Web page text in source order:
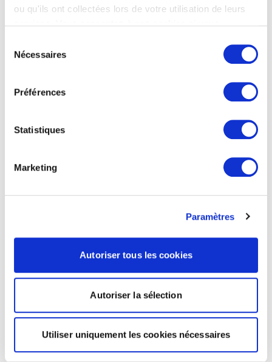
ou qu'ils ont collectées lors de votre utilisation de leurs
Nécessaires
Préférences
Statistiques
Marketing
Paramètres
Autoriser tous les cookies
Autoriser la sélection
Utiliser uniquement les cookies nécessaires